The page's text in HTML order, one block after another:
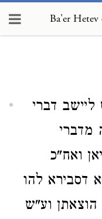
דברי
מדברי
ואח"כ
דסבירא להו
הוצאתן וע"ש